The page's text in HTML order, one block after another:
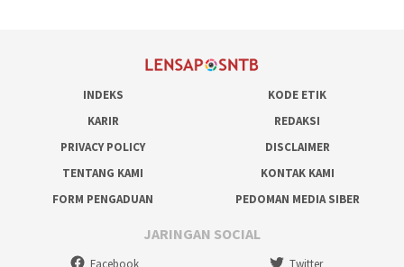
INDEKS
KODE ETIK
KARIR
REDAKSI
PRIVACY POLICY
DISCLAIMER
TENTANG KAMI
KONTAK KAMI
FORM PENGADUAN
PEDOMAN MEDIA SIBER
JARINGAN SOCIAL
Facebook Twitter